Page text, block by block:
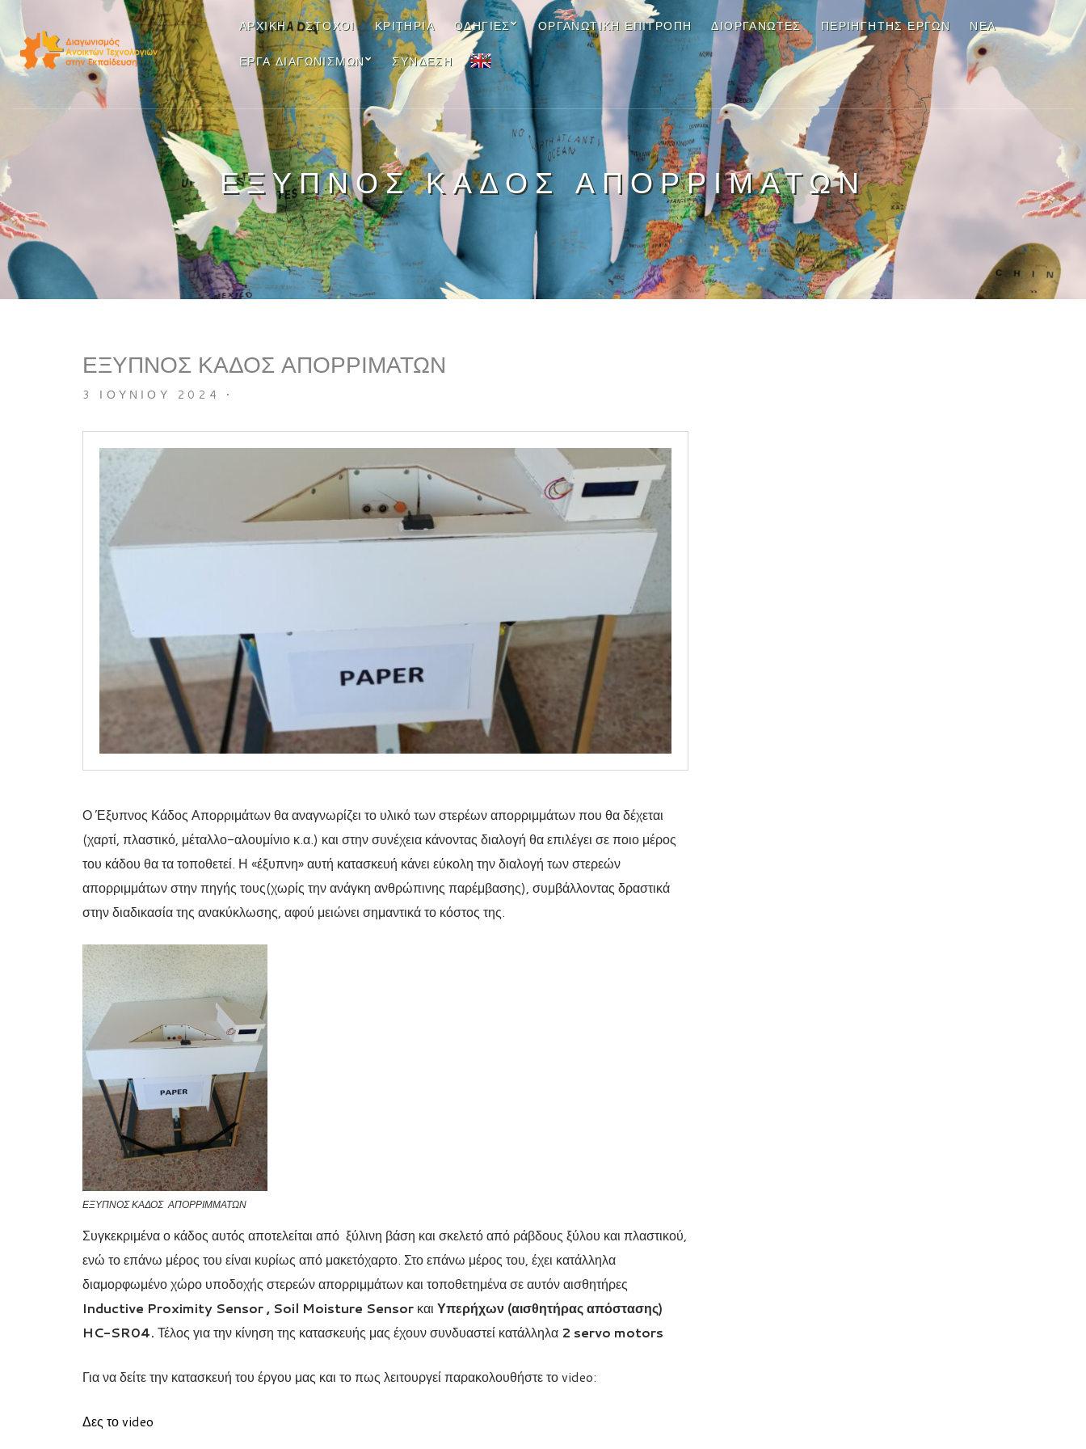
ΑΡΧΙΚΉ ΣΤΌΧΟΙ ΚΡΙΤΉΡΙΑ ΟΔΗΓΊΕΣ ΟΡΓΑΝΩΤΙΚΉ ΕΠΙΤΡΟΠΉ ΔΙΟΡΓΑΝΩΤΕΣ ΠΕΡΙΗΓΗΤΉΣ ΈΡΓΩΝ ΝΈΑ
ΈΡΓΑ ΔΙΑΓΩΝΙΣΜΏΝ ΣΎΝΔΕΣΗ EN
ΕΞΥΠΝΟΣ ΚΑΔΟΣ ΑΠΟΡΡΙΜΑΤΩΝ
ΕΞΥΠΝΟΣ ΚΑΔΟΣ ΑΠΟΡΡΙΜΑΤΩΝ
3 ΙΟΥΝΊΟΥ 2024 •
Ο Έξυπνος Κάδος Απορριμάτων θα αναγνωρίζει το υλικό των στερέων απορριμμάτων που θα δέχεται
(χαρτί, πλαστικό, μέταλλο-αλουμίνιο κ.α.) και στην συνέχεια κάνοντας διαλογή θα επιλέγει σε ποιο μέρος
του κάδου θα τα τοποθετεί. Η «έξυπνη» αυτή κατασκευή κάνει εύκολη την διαλογή των στερεών
απορριμμάτων στην πηγής τους(χωρίς την ανάγκη ανθρώπινης παρέμβασης), συμβάλλοντας δραστικά
στην διαδικασία της ανακύκλωσης, αφού μειώνει σημαντικά το κόστος της.
ΕΞΥΠΝΟΣ ΚΑΔΟΣ ΑΠΟΡΡΙΜΜΑΤΩΝ
Συγκεκριμένα ο κάδος αυτός αποτελείται από ξύλινη βάση και σκελετό από ράβδους ξύλου και πλαστικού,
ενώ το επάνω μέρος του είναι κυρίως από μακετόχαρτο. Στο επάνω μέρος του, έχει κατάλληλα
διαμορφωμένο χώρο υποδοχής στερεών απορριμμάτων και τοποθετημένα σε αυτόν αισθητήρες
Inductive Proximity Sensor, Soil Moisture Sensor και Υπερήχων (αισθητήρας απόστασης)
HC-SR04. Τέλος για την κίνηση της κατασκευής μας έχουν συνδυαστεί κατάλληλα 2 servo motors
Για να δείτε την κατασκευή του έργου μας και το πως λειτουργεί παρακολουθήστε το video:
Δες το video